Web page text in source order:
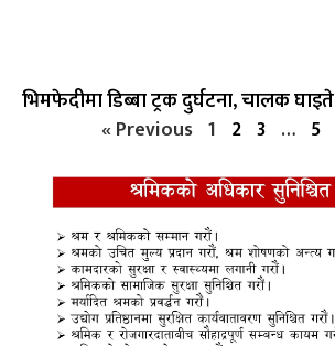
भिमफेदीमा डिब्बा ट्रक दुर्घटना, चालक घाइते
« Previous 1 2 3 … 5